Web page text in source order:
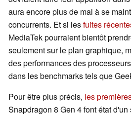
aura encore plus de mal à se
concurrents. Et si lesfuites
MediaTek pourraient bientôt
seulement sur le plan graphique,
des performances des
dans les benchmarks tels que
Pour être plus précis, les
Snapdragon 8 Gen 4 font état